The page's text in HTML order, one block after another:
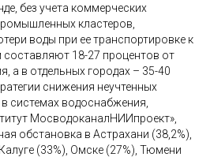
без учета коммерческих
кластеров,
воды при ее транспортировке к
18-27 процентов от
а в отдельных городах – 35-40
снижения неучтенных
системах водоснабжения,
МосводоканалНИИпроект»,
обстановка в Астрахани (38,2%),
(33%), Омске (27%), Тюмени